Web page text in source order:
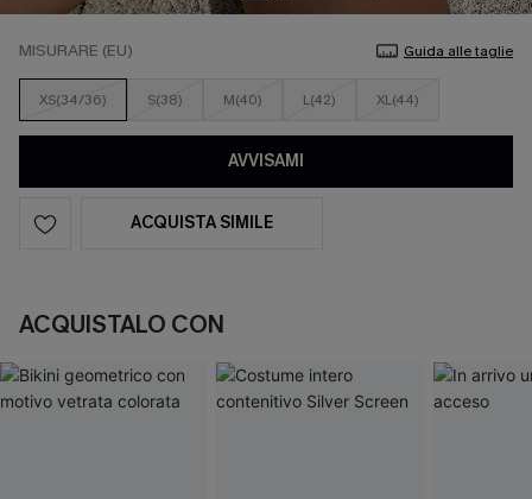
MISURARE (EU) Guida alle taglie
XS(34/36) S(38) M(40) L(42) XL(44)
AVVISAMI
ACQUISTA SIMILE
ACQUISTALO CON